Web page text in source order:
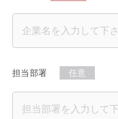
担当部署 任意